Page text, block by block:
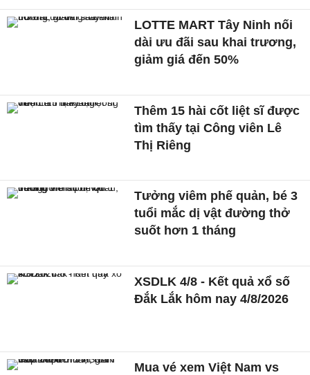
LOTTE MART Tây Ninh nối
dài ưu đãi sau khai trương,
giảm giá đến 50%
Thêm 15 hài cốt liệt sĩ được
tìm thấy tại Công viên Lê
Thị Riêng
Tưởng viêm phế quản, bé 3
tuổi mắc dị vật đường thở
suốt hơn 1 tháng
XSDLK 4/8 - Kết quả xổ số
Đắk Lắk hôm nay 4/8/2026
Mua vé xem Việt Nam vs